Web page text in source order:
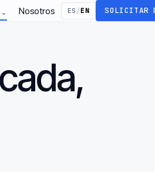
⌄ Nosotros ES /EN SOLICITAR